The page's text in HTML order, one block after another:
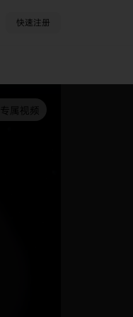
快速注册
专属视频